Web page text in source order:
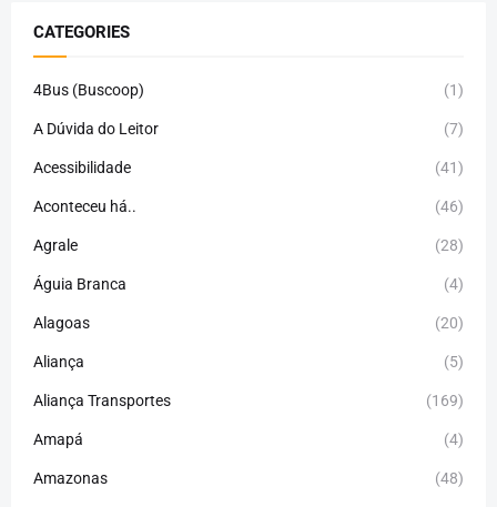
CATEGORIES
4Bus (Buscoop) (1)
A Dúvida do Leitor (7)
Acessibilidade (41)
Aconteceu há.. (46)
Agrale (28)
Águia Branca (4)
Alagoas (20)
Aliança (5)
Aliança Transportes (169)
Amapá (4)
Amazonas (48)